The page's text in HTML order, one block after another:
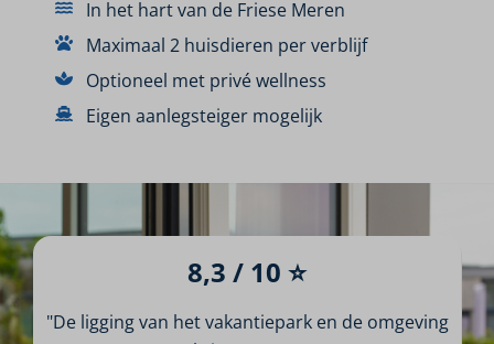
In het hart van de Friese Meren
Maximaal 2 huisdieren per verblijf
Optioneel met privé wellness
Eigen aanlegsteiger mogelijk
8,3 / 10 ⭐
"De ligging van het vakantiepark en de omgeving